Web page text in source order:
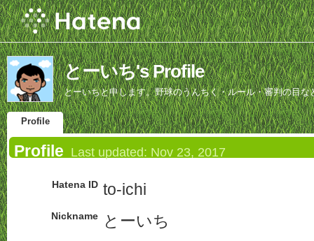
とーいち's Profile
とーいちと申します。野球のうんちく・ルール・審判の目
Profile
Profile Last updated: Nov 23, 2017
Hatena ID to-ichi
Nickname とーいち